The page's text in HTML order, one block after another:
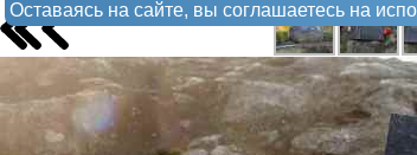
Оставаясь на сайте, вы соглашаетесь на